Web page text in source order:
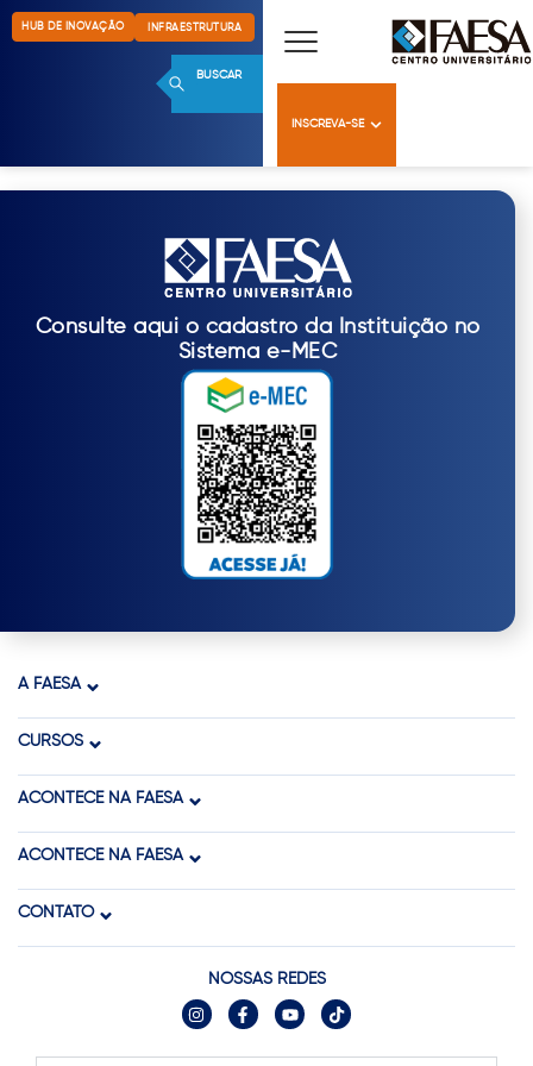
HUB DE INOVAÇÃO INFRAESTRUTURA
BUSCAR
INSCREVA-SE
Consulte aqui o cadastro da Instituição no
Sistema e-MEC
A FAESA
CURSOS
ACONTECE NA FAESA
ACONTECE NA FAESA
CONTATO
NOSSAS REDES